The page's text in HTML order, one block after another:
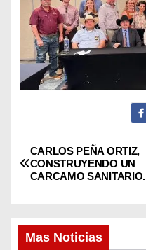
N
a
e
CARLOS PEÑA ORTIZ,
CONSTRUYENDO UN
CARCAMO SANITARIO.
Mas Noticias